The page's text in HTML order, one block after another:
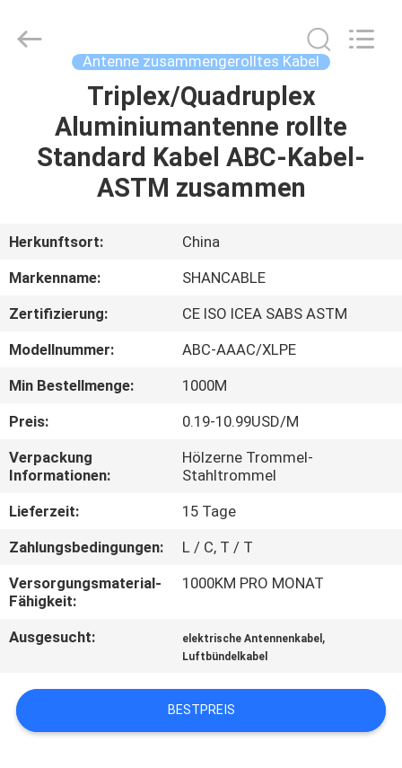
STARTSEITE
PRODUKTE
VR
ÜBER
UNS
FABRIK
TOUR
KONTAKT
NACHRICHTEN
BLOG
(Group)
Antenne zusammengerolltes Kabel
Triplex/Quadruplex
Aluminiumantenne rollte
Standard Kabel ABC-Kabel-
ASTM zusammen
Herkunftsort:
China
Markenname:
SHANCABLE
Zertifizierung:
CE ISO ICEA SABS ASTM
Modellnummer:
ABC-AAAC/XLPE
Min Bestellmenge:
1000M
Preis:
0.19-10.99USD/M
Verpackung
Informationen:
Hölzerne Trommel-
Stahltrommel
Lieferzeit:
15 Tage
Zahlungsbedingungen:
L / C, T / T
Versorgungsmaterial-
Fähigkeit:
1000KM PRO MONAT
Ausgesucht: elektrische Antennenkabel ,
Luftbündelkabel
BESTPREIS